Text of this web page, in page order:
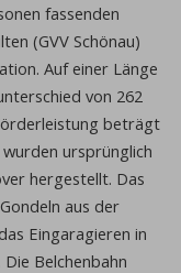
fassenden
(GVV Schönau)
Auf einer Länge
von 262
beträgt
ursprünglich
hergestellt. Das
aus der
Eingaragieren in
Belchenbahn